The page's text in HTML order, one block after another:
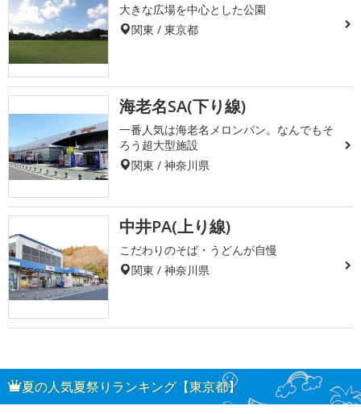
大きな広場を中心とした公園
関東 / 東京都
海老名SA(下り線)
一番人気は海老名メロンパン。なんでもそ
ろう超大型施設
関東 / 神奈川県
中井PA(上り線)
こだわりのそば・うどんが自慢
関東 / 神奈川県
夏の人気夏祭りランキング【東京都】